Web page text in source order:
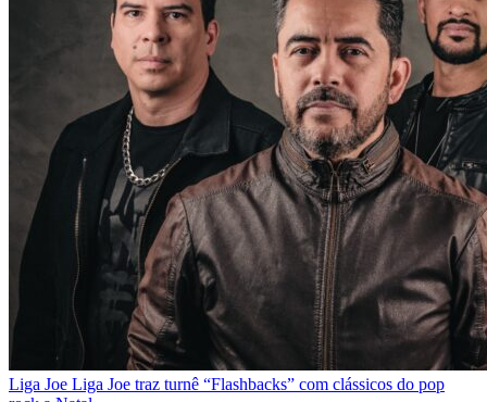
Liga Joe Liga Joe traz turnê “Flashbacks” com clássicos do pop